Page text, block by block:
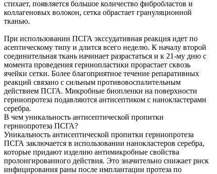
стихает, появляется большое количество фибробластов и
коллагеновых волокон, сетка обрастает грануляционной
тканью.
При использовании ПСГА экссудативная реакция идет по
асептическому типу и длится всего неделю. К началу второй
соединительная ткань начинает разрастаться и к 21-му дню с
момента проведения герниопластики прорастает сквозь
ячейки сетки. Более благоприятное течение репаративных
реакций связано с сильным противовоспалительным
действием ПСГА. Микробные биопленки на поверхности
герниопротеза подавляются антисептиком с нанокластерами
серебра.
В чем уникальность антисептической пропитки
герниопротеза ПСГА?
Уникальность антисептической пропитки герниопротеза
ПСГА заключается в использовании нанокластеров серебра,
которые придают изделию антимикробные свойства
пролонгированного действия. Это значительно снижает риск
инфицирования раны после имплантации протеза по